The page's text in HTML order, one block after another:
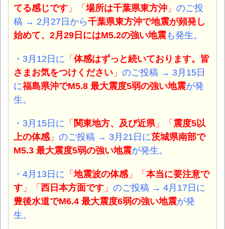
てる感じです 」「場所は千葉県東方沖 」 のご投
稿 → 2月27日から千葉県東方沖で地震が頻発し
始めて、2月29日にはM5.2の強い地震も発生。
・3月12日に 「 体感はずっと続いております。 皆
さまお気をつけください 」 のご投稿 → 3 月15日
に福島県沖でM5.8 最大震度5弱の強い地震が発
生。
・3月15日に 「 関東地方、及び近県 」「 震度5以
上の体感 」 のご投稿 → 3月21日に茨城県南部で
M5.3 最大震度5弱の強い地震が発生。
・4月13日に 「地震波の体感 」「 本当に要注意で
す 」「 西日本方面です 」 のご投稿 → 4月17日に
豊後水道でM6.4 最大震度6弱の強い地震が発
生。